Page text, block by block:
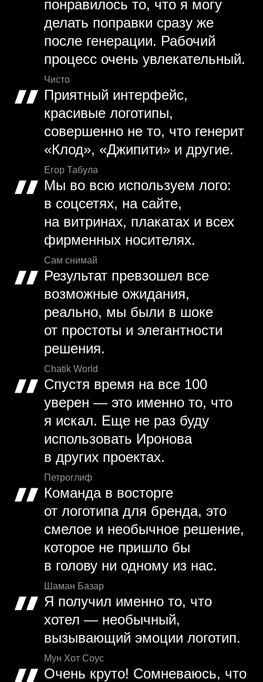
понравилось то, что я могу
делать поправки сразу же
после генерации. Рабочий
процесс очень увлекательный.
Чисто
Приятный интерфейс,
красивые логотипы,
совершенно не то, что генерит
«Клод», «Джипити» и другие.
Егор Табула
Мы во всю используем лого:
в соцсетях, на сайте,
на витринах, плакатах и всех
фирменных носителях.
Сам снимай
Результат превзошел все
возможные ожидания,
реально, мы были в шоке
от простоты и элегантности
решения.
Chatik World
Спустя время на все 100
уверен — это именно то, что
я искал. Еще не раз буду
использовать Иронова
в других проектах.
Петроглиф
Команда в восторге
от логотипа для бренда, это
смелое и необычное решение,
которое не пришло бы
в голову ни одному из нас.
Шаман Базар
Я получил именно то, что
хотел — необычный,
вызывающий эмоции логотип.
Мун Хот Соус
Очень круто! Сомневаюсь, что